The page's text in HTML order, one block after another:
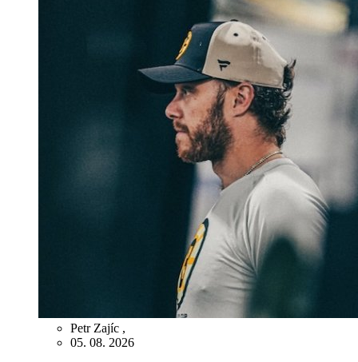
Petr Zajíc ,
05. 08. 2026